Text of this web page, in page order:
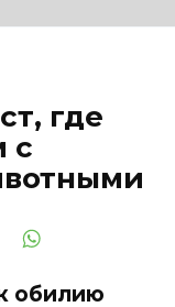
где
с
обилию